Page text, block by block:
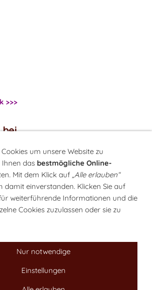
>>>
bei
LINK-Hinweis
um unsere Website zu
das bestmögliche Online-
Mit dem Klick auf „Alle erlauben“
damit einverstanden. Klicken Sie auf
weiterführende Informationen und die
Cookies zuzulassen oder sie zu
Nur notwendige
Einstellungen